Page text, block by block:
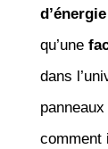
d’énergie
qu’une
dans
comment